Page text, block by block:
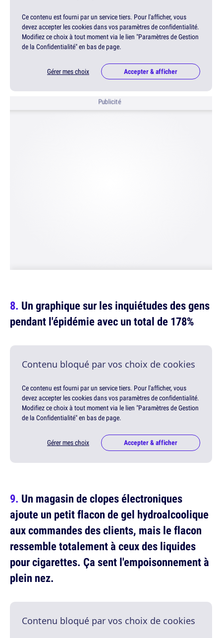
Ce contenu est fourni par un service tiers. Pour l'afficher, vous
devez accepter les cookies dans vos paramètres de confidentialité.
Modifiez ce choix à tout moment via le lien "Paramètres de Gestion
de la Confidentialité" en bas de page.
Gérer mes choix Accepter & afficher
Publicité
Un graphique sur les inquiétudes des gens
pendant l'épidémie avec un total de 178%
Contenu bloqué par vos choix de cookies
Ce contenu est fourni par un service tiers. Pour l'afficher, vous
devez accepter les cookies dans vos paramètres de confidentialité.
Modifiez ce choix à tout moment via le lien "Paramètres de Gestion
de la Confidentialité" en bas de page.
Gérer mes choix Accepter & afficher
Un magasin de clopes électroniques
ajoute un petit flacon de gel hydroalcoolique
aux commandes des clients, mais le flacon
ressemble totalement à ceux des liquides
pour cigarettes. Ça sent l'empoisonnement à
plein nez.
Contenu bloqué par vos choix de cookies